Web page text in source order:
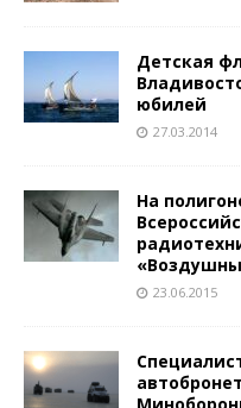
Детская
юбилей
27.03.2014
На
23.06.2015